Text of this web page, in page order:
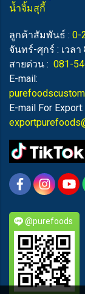
น้ำจิ้มสุกี้
ลูกค้าสัมพันธ์ : 0-
จันทร์-ศุกร์ : เวลา
สายด่วน : 081-
E-mail:
E-mail For Export:
@purefoods